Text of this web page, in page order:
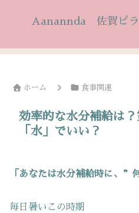
Aanannda 佐賀ピ
ホーム 食事関連
効率的な水分補給は
「水」でいい？
「あなたは水分補給時に、”
毎日暑いこの時期